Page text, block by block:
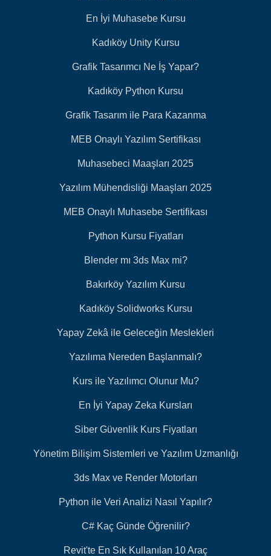
En İyi Muhasebe Kursu
Kadıköy Unity Kursu
Grafik Tasarımcı Ne İş Yapar?
Kadıköy Python Kursu
Grafik Tasarım ile Para Kazanma
MEB Onaylı Yazılım Sertifikası
Muhasebeci Maaşları 2025
Yazılım Mühendisliği Maaşları 2025
MEB Onaylı Muhasebe Sertifikası
Python Kursu Fiyatları
Blender mı 3ds Max mi?
Bakırköy Yazılım Kursu
Kadıköy Solidworks Kursu
Yapay Zekâ ile Geleceğin Meslekleri
Yazılıma Nereden Başlanmalı?
Kurs ile Yazılımcı Olunur Mu?
En İyi Yapay Zeka Kursları
Siber Güvenlik Kurs Fiyatları
Yönetim Bilişim Sistemleri ve Yazılım Uzmanlığı
3ds Max ve Render Motorları
Python ile Veri Analizi Nasıl Yapılır?
C# Kaç Günde Öğrenilir?
Revit'te En Sık Kullanılan 10 Araç